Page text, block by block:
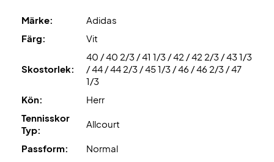
Märke:
Adidas
Färg:
Vit
Skostorlek:
40 / 40 2/3 / 41 1/3 / 42 / 42 2/3 / 43 1/3
/ 44 / 44 2/3 / 45 1/3 / 46 / 46 2/3 / 47
1/3
Kön:
Herr
Tennisskor
Typ:
Allcourt
Passform: Normal